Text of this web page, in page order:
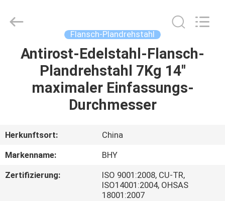
HAUS
PRODUKTE
UNS
AUSFLUG
Material
Technology(Suzhou)Co.,
Reserved.
Flansch-Plandrehstahl
Antirost-Edelstahl-Flansch-
Plandrehstahl 7Kg 14"
maximaler Einfassungs-
Durchmesser
Herkunftsort:
China
Markenname:
BHY
Zertifizierung:
ISO 9001:2008, CU-TR,
ISO14001:2004, OHSAS
18001:2007